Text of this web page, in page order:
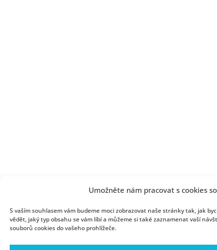
Umožněte nám pracovat s cookies
S vaším souhlasem vám budeme moci zobrazovat naše stránky tak, jak
vědět, jaký typ obsahu se vám líbí a můžeme si také zaznamenat vaší
souborů cookies do vašeho prohlížeče.